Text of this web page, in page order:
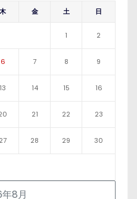
8月
木 金 土 日
1 2
6 7 8 9
13 14 15 16
21 22 23
27 28 29 30